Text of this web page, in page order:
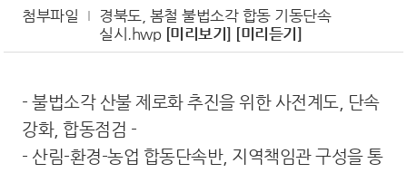
첨부파일
경북도, 봄철 불법소각 합동 기동단속
실시.hwp [미리보기] [미리듣기]
- 불법소각 산불 제로화 추진을 위한 사전계도, 단속
강화, 합동점검 -
- 산림-환경-농업 합동단속반, 지역책임관 구성을 통